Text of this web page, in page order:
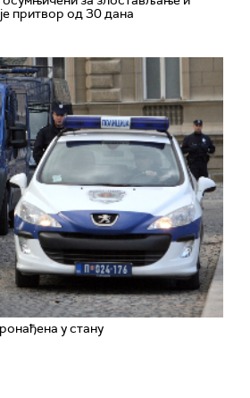
притвор од 30 дана
у стану